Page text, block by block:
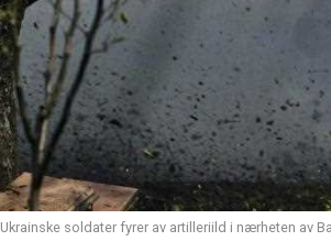
Ukrainske soldater fyrer av artilleriild i nærheten av